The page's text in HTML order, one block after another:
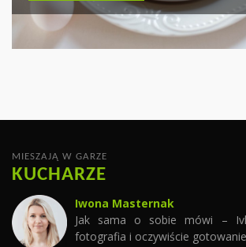
PYSZNYCH DAŃ
CZYTAJ WIĘCEJ
MIESZAJĄ W GARZE
KUCHARZE
Iwona Masternak
Jak sama o sobie mówi –
fotografia i oczywiście